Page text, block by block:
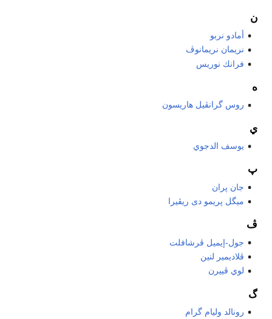
ن
أمادو نربو
نريمان نريمانوڤ
فرانك نوريس
ه
روس گرانڤيل هاريسون
ي
يوسف الدجوي
پ
جان پران
ميگل پريمو دى ريڤيرا
ڤ
جول-إيميل ڤرشافلت
ڤلاديمير لنين
لوي ڤييرن
گ
رونالد وليام گرام